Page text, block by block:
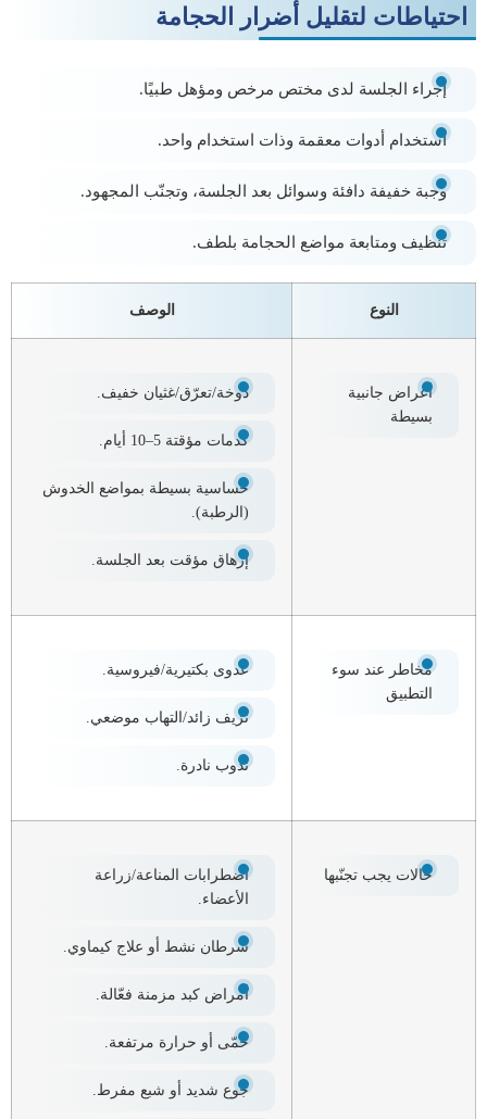
احتياطات لتقليل أضرار الحجامة
إجراء الجلسة لدى مختص مرخص ومؤهل طبيًا.
استخدام أدوات معقمة وذات استخدام واحد.
وجبة خفيفة دافئة وسوائل بعد الجلسة، وتجنّب المجهود.
تنظيف ومتابعة مواضع الحجامة بلطف.
النوع الوصف
أعراض جانبية
بسيطة
دوخة/تعرّق/غثيان خفيف.
كدمات مؤقتة 5–10 أيام.
حساسية بسيطة بمواضع الخدوش
(الرطبة).
إرهاق مؤقت بعد الجلسة.
مخاطر عند سوء
التطبيق
عدوى بكتيرية/فيروسية.
نزيف زائد/التهاب موضعي.
ندوب نادرة.
حالات يجب تجنّبها
اضطرابات المناعة/زراعة
الأعضاء.
سرطان نشط أو علاج كيماوي.
أمراض كبد مزمنة فعّالة.
حمّى أو حرارة مرتفعة.
جوع شديد أو شبع مفرط.